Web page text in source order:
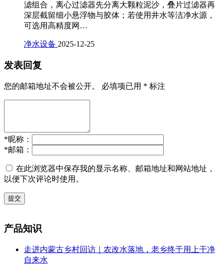
滤组合，离心过滤器先分离大颗粒泥沙，叠片过滤器再
深层截留细小悬浮物与胶体；若使用井水等洁净水源，
可选用高精度网…
净水设备 2025-12-25
发表回复
您的邮箱地址不会被公开。 必填项已用 * 标注
*昵称：
*邮箱：
在此浏览器中保存我的显示名称、邮箱地址和网站地址，
以便下次评论时使用。
提交
产品知识
走进内蒙古乡村回访｜农改水落地，老乡终于用上干净
自来水